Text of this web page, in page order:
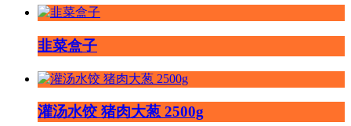
韭菜盒子
灌汤水饺 猪肉大葱 2500g